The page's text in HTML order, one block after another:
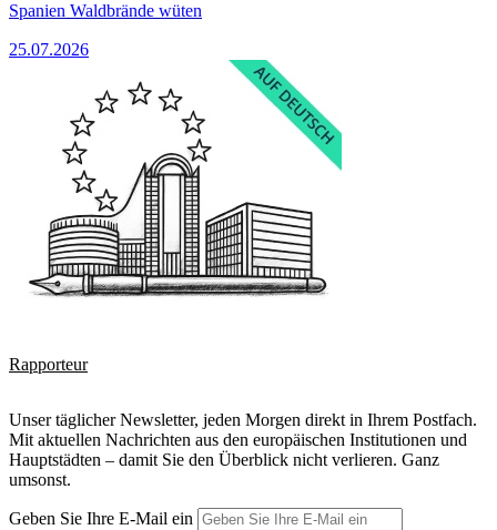
Spanien Waldbrände wüten
25.07.2026
Rapporteur
Unser täglicher Newsletter, jeden Morgen direkt in Ihrem Postfach.
Mit aktuellen Nachrichten aus den europäischen Institutionen und
Hauptstädten – damit Sie den Überblick nicht verlieren. Ganz
umsonst.
Geben Sie Ihre E-Mail ein